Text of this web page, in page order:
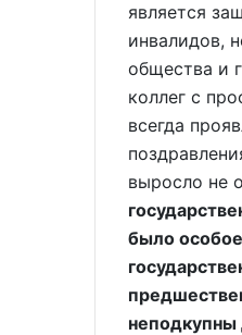
является
инвалидов,
общества и
коллег с
всегда
выросло не
было
неподкупны